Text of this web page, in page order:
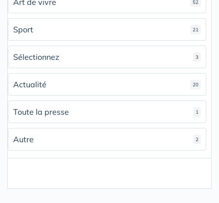
Art de vivre 52
Sport 21
Sélectionnez 3
Actualité 20
Toute la presse 1
Autre 2